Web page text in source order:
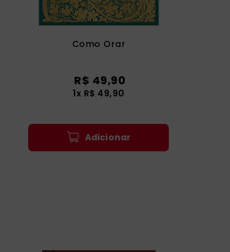
Como Orar
R$ 49,90
1x R$ 49,90
Adicionar